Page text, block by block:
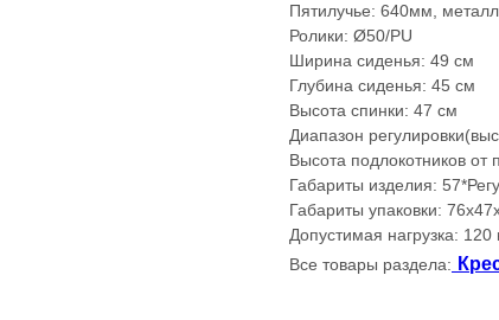
Пятилучье: 640мм,
Ролики: Ø50/РU
Ширина сиденья: 49 см
Глубина сиденья: 45 см
Высота спинки: 47 см
Диапазон
Высота подлокотников от
Габариты изделия:
Габариты упаковки:
Допустимая нагрузка: 120
Все товары раздела: